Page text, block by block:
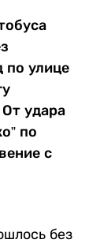
по улице
удара
по
с
без